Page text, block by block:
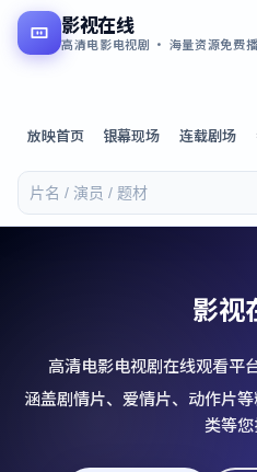
影视在线
高清电影电视剧 · 海量资源免费
放映首页 银幕现场 连载剧场
影视
高清电影电视剧在线观看平
涵盖剧情片、爱情片、动作片
类等